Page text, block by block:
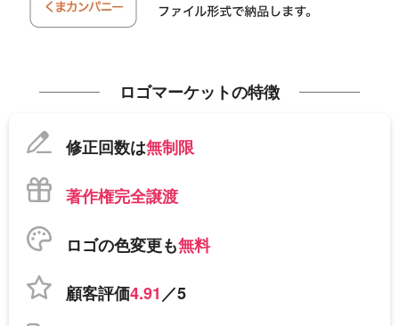
ロゴマーケットの特徴
修正回数は無制限
著作権完全譲渡
ロゴの色変更も無料
顧客評価4.91／5